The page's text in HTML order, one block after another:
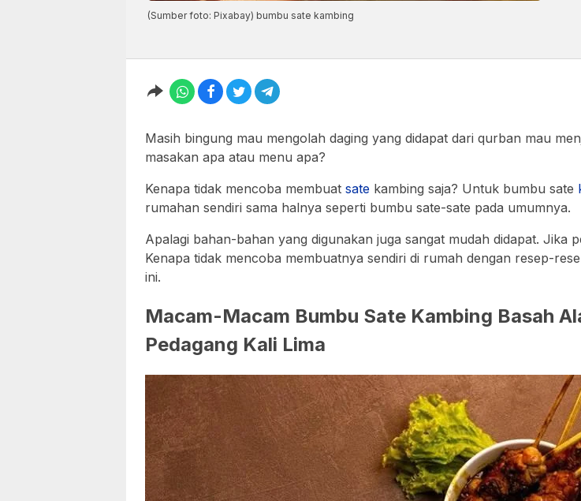
(Sumber foto: Pixabay) bumbu sate kambing
Masih bingung mau mengolah daging yang didapat dari qurban mau
masakan apa atau menu apa?
Kenapa tidak mencoba membuat sate kambing saja? Untuk bumbu sate
rumahan sendiri sama halnya seperti bumbu sate-sate pada umumnya.
Apalagi bahan-bahan yang digunakan juga sangat mudah didapat. Jika
Kenapa tidak mencoba membuatnya sendiri di rumah dengan resep-
ini.
Macam-Macam Bumbu Sate Kambing Basah
Pedagang Kali Lima